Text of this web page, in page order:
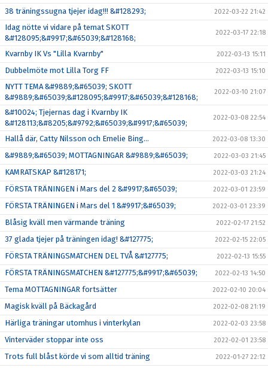
38 träningssugna tjejer idag!!! &#128293; 2022-03-22 21:42
Idag nötte vi vidare på temat SKOTT
&#128095;&#9917;&#65039;&#128168;
2022-03-17 22:18
Kvarnby IK Vs "Lilla Kvarnby" 2022-03-13 15:11
Dubbelmöte mot Lilla Torg FF 2022-03-13 15:10
NYTT TEMA &#9889;&#65039; SKOTT
&#9889;&#65039;&#128095;&#9917;&#65039;&#128168;
2022-03-10 21:07
&#10024; Tjejernas dag i Kvarnby IK
&#128113;&#8205;&#9792;&#65039;&#9917;&#65039;
2022-03-08 22:54
Hallå där, Catty Nilsson och Emelie Bing… 2022-03-08 13:30
&#9889;&#65039; MOTTAGNINGAR &#9889;&#65039; 2022-03-03 21:45
KAMRATSKAP &#128171; 2022-03-03 21:24
FÖRSTA TRÄNINGEN i Mars del 2 &#9917;&#65039; 2022-03-01 23:59
FÖRSTA TRÄNINGEN i Mars del 1 &#9917;&#65039; 2022-03-01 23:39
Blåsig kväll men värmande träning 2022-02-17 21:52
37 glada tjejer på träningen idag! &#127775; 2022-02-15 22:05
FÖRSTA TRÄNINGSMATCHEN DEL TVÅ &#127775; 2022-02-13 15:55
FÖRSTA TRÄNINGSMATCHEN &#127775;&#9917;&#65039; 2022-02-13 14:50
Tema MOTTAGNINGAR fortsätter 2022-02-10 20:04
Magisk kväll på Bäckagård 2022-02-08 21:19
Härliga träningar utomhus i vinterkylan 2022-02-03 23:58
Vinterväder stoppar inte oss 2022-02-01 23:58
Trots full blåst körde vi som alltid träning 2022-01-27 22:12